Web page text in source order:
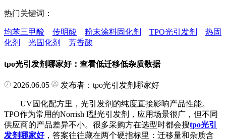
热门关键词：
均苯三甲酸 传明酸 粉末涂料固化剂 TPO光引发剂
热固
化剂
光固化剂 芳香酸
tpo光引发剂哪家好：查看低迁移低杂质数据
2026.06.05 发布者：tpo光引发剂哪家好
UV固化配方里，光引发剂的纯度直接影响产品性能。
TPO作为常用的Norrish I型光引发剂，应用场景很广，但不同
供应商的产品差异不小。很多采购方在选型时都会搜tpo光引
发剂哪家好，答案往往藏在两个硬指标里：迁移量和杂质含